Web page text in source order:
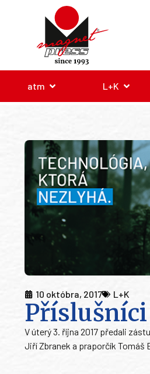
atm L+K
10 októbra, 2017 L+K
Příslušníci
V úterý 3. října 2017 předali
Jiří Zbranek a praporčík Tomáš